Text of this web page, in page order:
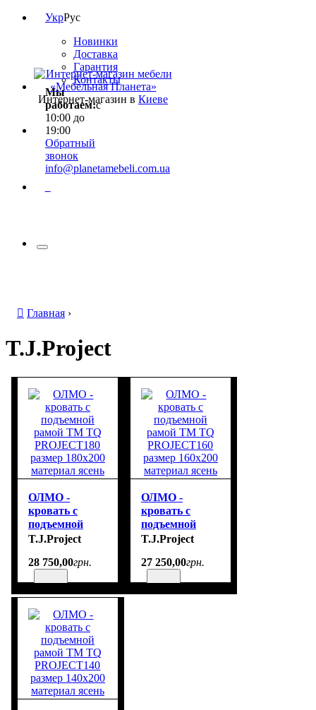
УкрРус
Новинки
Доставка
Гарантия
Контакты
Мы
работаем:с
10:00 до
19:00
Обратный
звонок
info@planetamebeli.com.ua
Интернет-магазин в Киеве
Главная ›
T.J.Project
ОЛМО -
кровать с
подъемной
рамой ТМ TQ
размер 180х200
T.J.Project
28 750,00грн.
ОЛМО -
кровать с
подъемной
рамой ТМ TQ
размер 160х200
T.J.Project
27 250,00грн.